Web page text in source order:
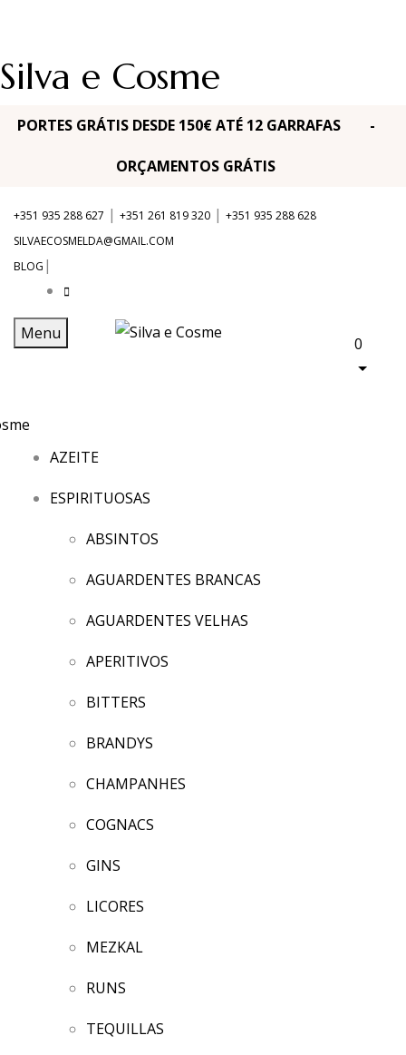
Silva e Cosme
PORTES GRÁTIS DESDE 150€ ATÉ 12 GARRAFAS -
ORÇAMENTOS GRÁTIS
+351 935 288 627 | +351 261 819 320 | +351 935 288 628
SILVAECOSMELDA@GMAIL.COM
BLOG |
Menu
0
AZEITE
ESPIRITUOSAS
ABSINTOS
AGUARDENTES BRANCAS
AGUARDENTES VELHAS
APERITIVOS
BITTERS
BRANDYS
CHAMPANHES
COGNACS
GINS
LICORES
MEZKAL
RUNS
TEQUILLAS